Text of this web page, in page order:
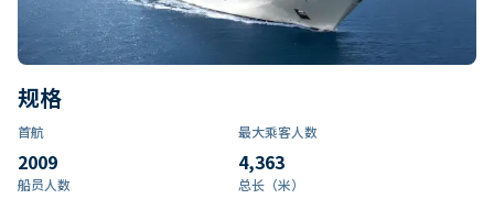
规格
首航
2009
最大乘客人数
4,363
船员人数 总长（米）